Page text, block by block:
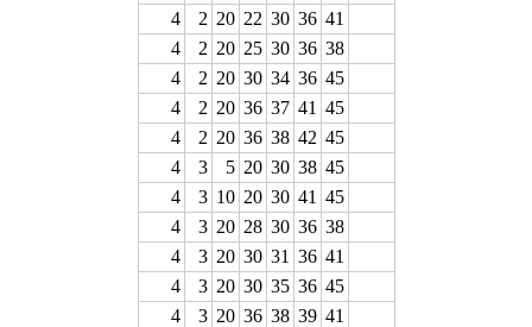
4
2 20 22 30 36 41
4
2 20 25 30 36 38
4
2 20 30 34 36 45
4
2 20 36 37 41 45
4
2 20 36 38 42 45
4
3 5 20 30 38 45
4
3 10 20 30 41 45
4
3 20 28 30 36 38
4
3 20 30 31 36 41
4
3 20 30 35 36 45
4
3 20 36 38 39 41